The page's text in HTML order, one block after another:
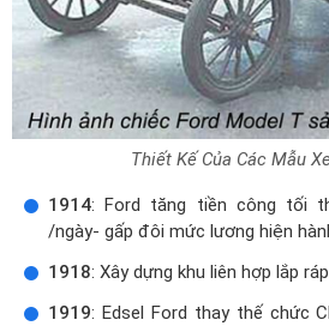
Thiết Kế Của Các Mẫu
1914: Ford tăng tiền công tối
/ngày- gấp đôi mức lương hiện
1918: Xây dựng khu liên hợp lắp
1919: Edsel Ford thay thế chức